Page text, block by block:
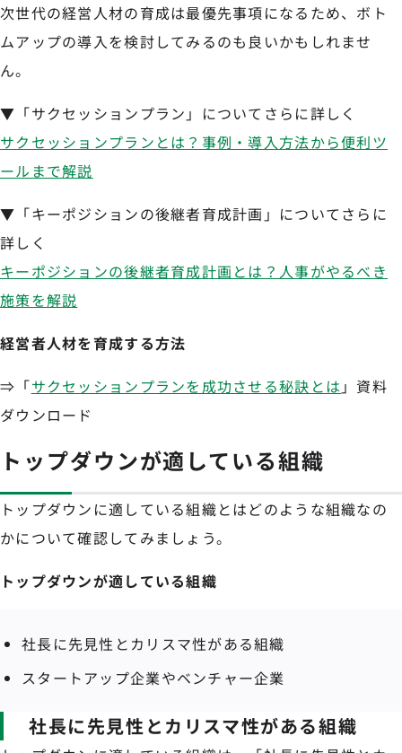
次世代の経営人材の育成は最優先事項になるため、ボト
ムアップの導入を検討してみるのも良いかもしれませ
ん。
▼「サクセッションプラン」についてさらに詳しく
サクセッションプランとは？事例・導入方法から便利ツ
ールまで解説
▼「キーポジションの後継者育成計画」についてさらに
詳しく
キーポジションの後継者育成計画とは？人事がやるべき
施策を解説
経営者人材を育成する方法
⇒「サクセッションプランを成功させる秘訣とは 」資料
ダウンロード
トップダウンが適している組織
トップダウンに適している組織とはどのような組織なの
かについて確認してみましょう。
トップダウンが適している組織
社長に先見性とカリスマ性がある組織
スタートアップ企業やベンチャー企業
社長に先見性とカリスマ性がある組織